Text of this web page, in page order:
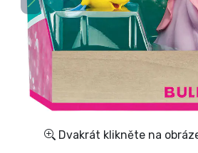
Dvakrát klikněte na
Doprava a platba
Seriálové věci
Filmové věci
Úžasné věci